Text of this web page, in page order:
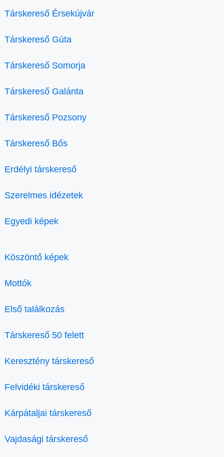
Társkereső Érsekújvár
Társkereső Gúta
Társkereső Somorja
Társkereső Galánta
Társkereső Pozsony
Társkereső Bős
Erdélyi társkereső
Szerelmes idézetek
Egyedi képek
Köszöntő képek
Mottók
Első találkozás
Társkereső 50 felett
Keresztény társkereső
Felvidéki társkereső
Kárpátaljai társkereső
Vajdasági társkereső